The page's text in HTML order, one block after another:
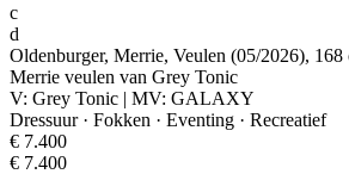
c
d
Oldenburger, Merrie, Veulen (05/2026),
Merrie veulen van Grey Tonic
V: Grey Tonic | MV: GALAXY
Dressuur · Fokken · Eventing · Recreatief
€ 7.400
€ 7.400